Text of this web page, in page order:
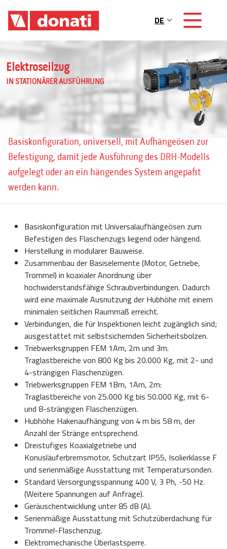
DE
Main navigation
Elektroseilzug
IN STATIONÄRER AUSFÜHRUNG
Basiskonfiguration, universell, mit Aufhängeösen zur
Befestigung, damit jede Ausführung des DRH-Modells
aufgelegt oder an ein hängendes System angepasst
werden kann.
Basiskonfiguration mit Universalaufhängeösen zum
Befestigen des Flaschenzugs liegend oder hängend.
Herstellung in modularer Bauweise.
Zusammenbau der Basiselemente (Motor, Getriebe,
Trommel) in koaxialer Anordnung über
hochwiderstandsfähige Schraubverbindungen. Dadurch
wird eine maximale Ausnutzung der Hubhöhe mit einem
minimalen seitlichen Raummaß erreicht.
Verbindungen, die für Inspektionen leicht zugänglich sind;
ausgestattet mit selbstsichernden Sicherheitsbolzen.
Triebwerksgruppen FEM 1Am, 2m und 3m.
Traglastbereiche von 800 Kg bis 20.000 Kg, mit 2- und
4-strängigen Flaschenzügen.
Triebwerksgruppen FEM 1Bm, 1Am, 2m:
Traglastbereiche von 25.000 Kg bis 50.000 Kg, mit 6-
und 8-strängigen Flaschenzügen.
Hubhöhe Hakenaufhängung von 4 m bis 58 m, der
Anzahl der Stränge entsprechend.
Dreistufiges Koaxialgetriebe und
Konusläuferbremsmotor, Schutzart IP55, Isolierklasse F
und serienmäßige Ausstattung mit Temperatursonden.
Standard Versorgungsspannung 400 V, 3 Ph, -50 Hz.
(Weitere Spannungen auf Anfrage).
Geräuschentwicklung unter 85 dB (A).
Serienmäßige Ausstattung mit Schutzüberdachung für
Trommel-Flaschenzug.
Elektromechanische Überlastsperre.